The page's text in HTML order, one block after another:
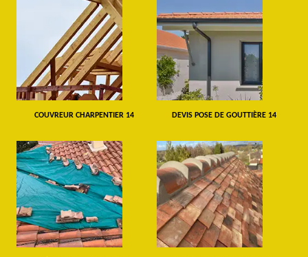
COUVREUR CHARPENTIER 14 DEVIS POSE DE GOUTTIÈRE 14